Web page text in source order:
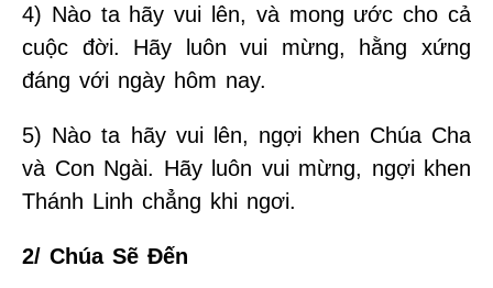
4) Nào ta hãy vui lên, và mong ước cho cả
cuộc đời. Hãy luôn vui mừng, hằng xứng
đáng với ngày hôm nay.
5) Nào ta hãy vui lên, ngợi khen Chúa Cha
và Con Ngài. Hãy luôn vui mừng, ngợi khen
Thánh Linh chẳng khi ngơi.
2/ Chúa Sẽ Đến